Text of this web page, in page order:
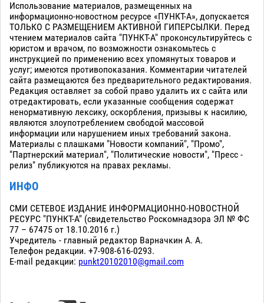
Использование материалов, размещенных на
информационно-новостном ресурсе «ПУНКТ-А», допускается
ТОЛЬКО С РАЗМЕЩЕНИЕМ АКТИВНОЙ ГИПЕРСЫЛКИ. Перед
чтением материалов сайта "ПУНКТ-А" проконсультируйтесь с
юристом и врачом, по возможности ознакомьтесь с
инструкцией по применению всех упомянутых товаров и
услуг; имеются противопоказания. Комментарии читателей
сайта размещаются без предварительного редактирования.
Редакция оставляет за собой право удалить их с сайта или
отредактировать, если указанные сообщения содержат
ненормативную лексику, оскорбления, призывы к насилию,
являются злоупотреблением свободой массовой
информации или нарушением иных требований закона.
Материалы с плашками "Новости компаний", "Промо",
"Партнерский материал", "Политические новости", "Пресс -
релиз" публикуются на правах рекламы.
ИНФО
СМИ СЕТЕВОЕ ИЗДАНИЕ ИНФОРМАЦИОННО-НОВОСТНОЙ
РЕСУРС "ПУНКТ-А" (свидетельство Роскомнадзора ЭЛ № ФС
77 – 67475 от 18.10.2016 г.)
Учредитель - главный редактор Варначкин А. А.
Телефон редакции. +7-908-616-0293.
E-mail редакции: punkt20102010@gmail.com